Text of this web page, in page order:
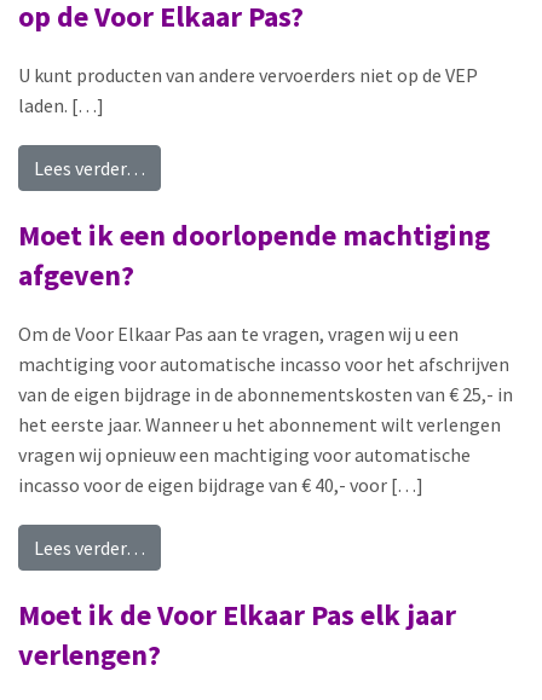
op de Voor Elkaar Pas?
U kunt producten van andere vervoerders niet op de VEP
laden. […]
Lees verder…
Moet ik een doorlopende machtiging
afgeven?
Om de Voor Elkaar Pas aan te vragen, vragen wij u een
machtiging voor automatische incasso voor het afschrijven
van de eigen bijdrage in de abonnementskosten van € 25,- in
het eerste jaar. Wanneer u het abonnement wilt verlengen
vragen wij opnieuw een machtiging voor automatische
incasso voor de eigen bijdrage van € 40,- voor […]
Lees verder…
Moet ik de Voor Elkaar Pas elk jaar
verlengen?